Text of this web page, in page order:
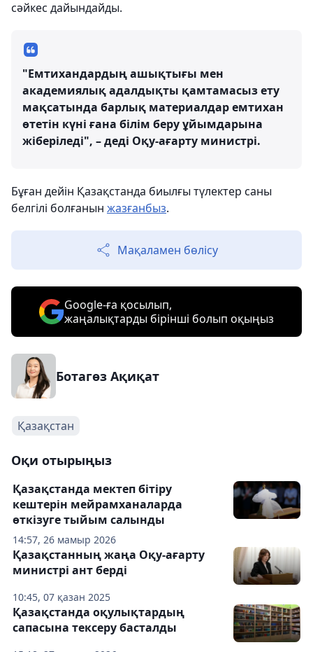
сәйкес дайындайды.
"Емтихандардың ашықтығы мен
академиялық адалдықты қамтамасыз ету
мақсатында барлық материалдар емтихан
өтетін күні ғана білім беру ұйымдарына
жіберіледі", – деді Оқу-ағарту министрі.
Бұған дейін Қазақстанда биылғы түлектер саны
белгілі болғанын жазғанбыз.
Мақаламен бөлісу
Google-ға қосылып,
жаңалықтарды бірінші болып оқыңыз
Ботагөз Ақиқат
Қазақстан
Оқи отырыңыз
14:57, 26 мамыр 2026
Қазақстанда мектеп бітіру
кештерін мейрамханаларда
өткізуге тыйым салынды
10:45, 07 қазан 2025
Қазақстанның жаңа Оқу-ағарту
министрі ант берді
Қазақстанда оқулықтардың
сапасына тексеру басталды